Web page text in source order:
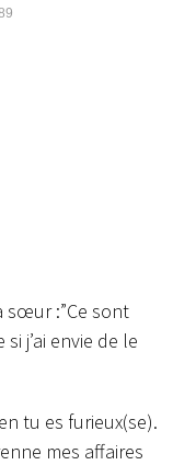
sœur :”Ce sont
j’ai envie de le
tu es furieux(se).
mes affaires